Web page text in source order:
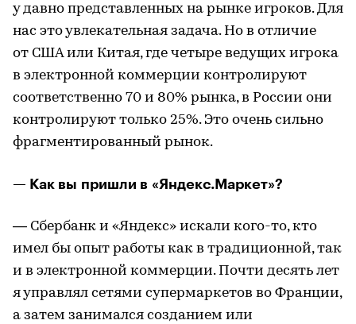
у давно представленных на рынке игроков. Для
нас это увлекательная задача. Но в отличие
от США или Китая, где четыре ведущих игрока
в электронной коммерции контролируют
соответственно 70 и 80% рынка, в России они
контролируют только 25%. Это очень сильно
фрагментированный рынок.
— Как вы пришли в «Яндекс.Маркет»?
— Сбербанк и «Яндекс» искали кого-то, кто
имел бы опыт работы как в традиционной, так
и в электронной коммерции. Почти десять лет
я управлял сетями супермаркетов во Франции,
а затем занимался созданием или